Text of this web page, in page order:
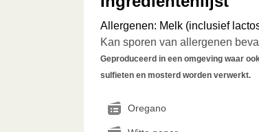
Allergenen: Melk (inclusief
Kan sporen van allergenen
Geproduceerd in een omgeving waar
sulfieten en mosterd worden verwerkt.
Oregano